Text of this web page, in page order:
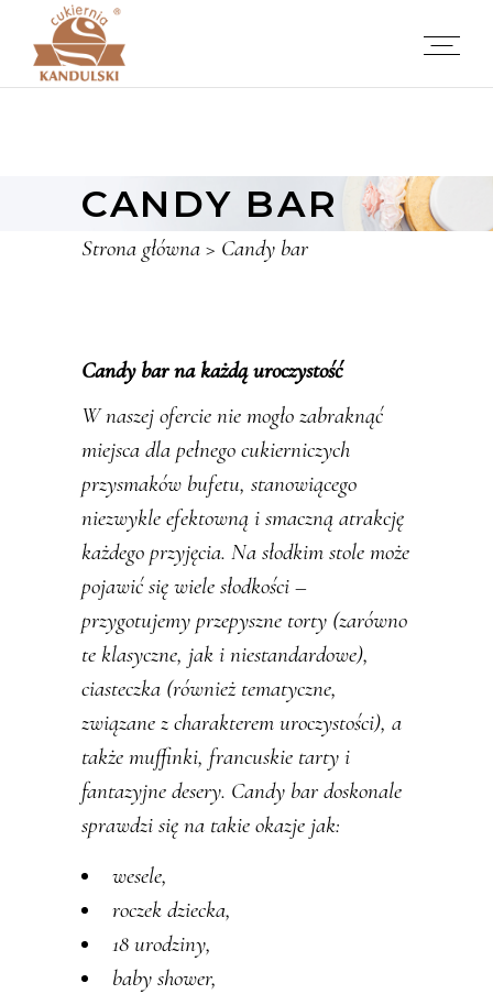
CANDY BAR
Strona główna > Candy bar
Candy bar na każdą uroczystość
W naszej ofercie nie mogło zabraknąć
miejsca dla pełnego cukierniczych
przysmaków bufetu, stanowiącego
niezwykle efektowną i smaczną atrakcję
każdego przyjęcia. Na słodkim stole może
pojawić się wiele słodkości –
przygotujemy przepyszne torty (zarówno
te klasyczne, jak i niestandardowe),
ciasteczka (również tematyczne,
związane z charakterem uroczystości), a
także muffinki, francuskie tarty i
fantazyjne desery. Candy bar doskonale
sprawdzi się na takie okazje jak:
wesele,
roczek dziecka,
18 urodziny,
baby shower,